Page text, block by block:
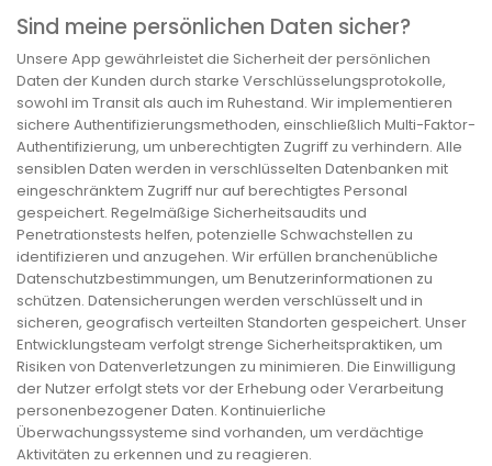
Sind meine persönlichen Daten sicher?
Unsere App gewährleistet die Sicherheit der persönlichen
Daten der Kunden durch starke Verschlüsselungsprotokolle,
sowohl im Transit als auch im Ruhestand. Wir implementieren
sichere Authentifizierungsmethoden, einschließlich Multi-Faktor-
Authentifizierung, um unberechtigten Zugriff zu verhindern. Alle
sensiblen Daten werden in verschlüsselten Datenbanken mit
eingeschränktem Zugriff nur auf berechtigtes Personal
gespeichert. Regelmäßige Sicherheitsaudits und
Penetrationstests helfen, potenzielle Schwachstellen zu
identifizieren und anzugehen. Wir erfüllen branchenübliche
Datenschutzbestimmungen, um Benutzerinformationen zu
schützen. Datensicherungen werden verschlüsselt und in
sicheren, geografisch verteilten Standorten gespeichert. Unser
Entwicklungsteam verfolgt strenge Sicherheitspraktiken, um
Risiken von Datenverletzungen zu minimieren. Die Einwilligung
der Nutzer erfolgt stets vor der Erhebung oder Verarbeitung
personenbezogener Daten. Kontinuierliche
Überwachungssysteme sind vorhanden, um verdächtige
Aktivitäten zu erkennen und zu reagieren.